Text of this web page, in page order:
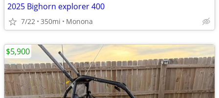
2025 Bighorn explorer 400
7/22 350mi Monona
$5,900